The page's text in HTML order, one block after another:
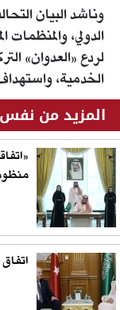
وناشد البيان
الدولي،
لردع «العدوان»
الخدمية،
المزيد من